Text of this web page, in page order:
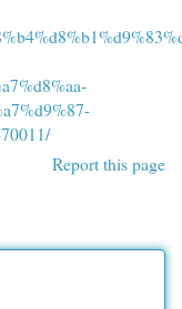
Report this page